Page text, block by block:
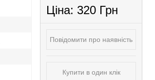
Ціна: 320 Грн
Повідомити про наявність
Купити в один клік